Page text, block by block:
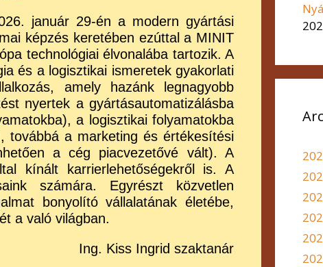
január 29-én a modern gyártási
képzés keretében ezúttal a MINIT
technológiai élvonalába tartozik. A
és a logisztikai ismeretek gyakorlati
amely hazánk legnagyobb
nyertek a gyártásautomatizálásba
a logisztikai folyamatokba
továbbá a marketing és értékesítési
a cég piacvezetővé vált). A
kínált karrierlehetőségekről is. A
számára. Egyrészt közvetlen
bonyolító vállalatának életébe,
a való világban.
Ing. Kiss Ingrid szaktanár